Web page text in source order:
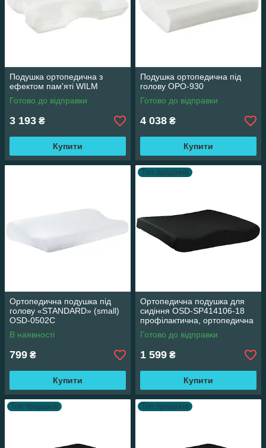
Подушка ортопедична з
ефектом пам'яті WILM
Готово до відправки
3 193 ₴
Купити
Подушка ортопедична під
голову OPO-930
Готово до відправки
4 038 ₴
Купити
Ортопедична подушка під
голову «STANDARD» (small)
OSD-0502C
В наявності
799 ₴
Купити
Топ продажів
Ортопедична подушка для
сидіння OSD-SP414106-18
профілактична, ортопедична
подушка під сідниці
Готово до відправки
1 599 ₴
Купити
Топ продажів Топ продажів